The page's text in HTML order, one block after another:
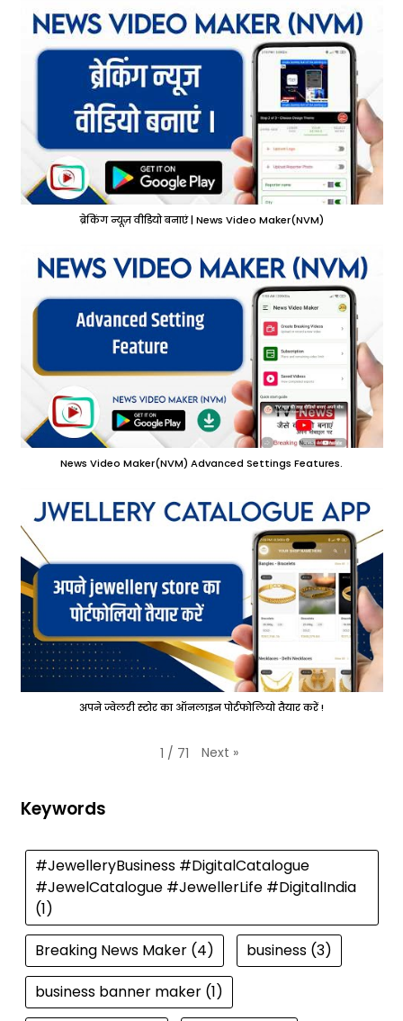
ब्रेकिंग न्यूज़ वीडियो बनाएं | News Video Maker(NVM)
News Video Maker(NVM) Advanced Settings Features.
अपने ज्वेलरी स्टोर का ऑनलाइन पोर्टफोलियो तैयार करें !
1 / 71 Next »
Keywords
#JewelleryBusiness #DigitalCatalogue
#JewelCatalogue #JewellerLife #DigitalIndia
(1)
Breaking News Maker(4) business(3)
business banner maker(1)